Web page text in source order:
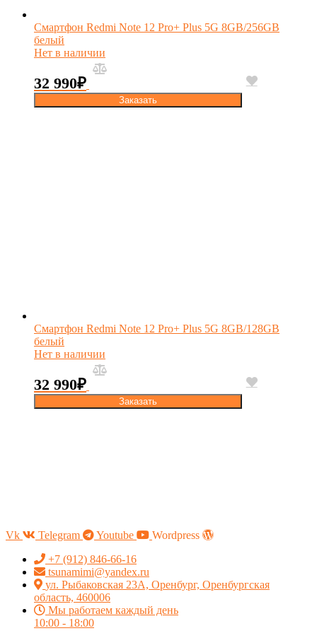
Смартфон Redmi Note 12 Pro+ Plus 5G 8GB/256GB
белый
Нет в наличии
32 990₽
Заказать
Смартфон Redmi Note 12 Pro+ Plus 5G 8GB/128GB
белый
Нет в наличии
32 990₽
Заказать
Vk Telegram Youtube
Wordpress
+7 (912) 846-66-16
tsunamimi@yandex.ru
ул. Рыбаковская 23А, Оренбург, Оренбургская
область, 460006
Мы работаем каждый день
10:00 - 18:00